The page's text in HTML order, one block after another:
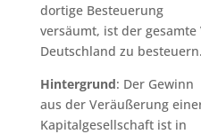
dortige Besteuerung
versäumt, ist der
Deutschland zu besteuern.
Hintergrund: Der Gewinn
aus der Veräußerung
Kapitalgesellschaft ist in